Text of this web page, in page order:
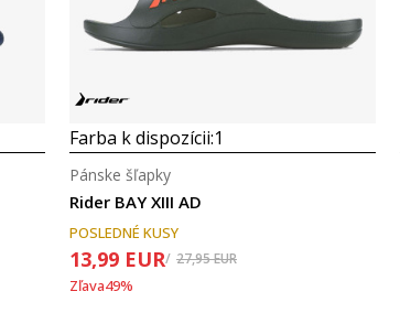
Farba k dispozícii:1
Rider BAY XIII AD
Pánske šľapky
POSLEDNÉ KUSY
13,99 EUR 27,95EUR
Zľava49%